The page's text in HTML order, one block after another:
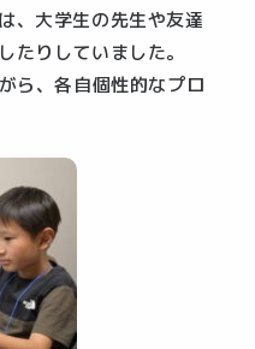
、大学生の先生や友達
たりしていました。
ら、各自個性的なプロ